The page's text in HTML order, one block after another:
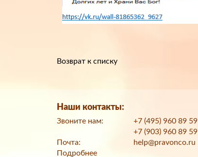
Возврат к списку
Наши контакты:
Звоните нам:
+7 (495) 960 89 59
+7 (903) 960 89 59
Почта:
help@pravonco.ru
Подробнее